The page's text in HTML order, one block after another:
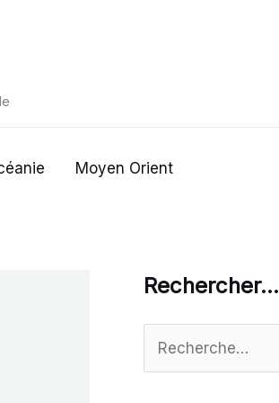
Moyen Orient
Rechercher…
e